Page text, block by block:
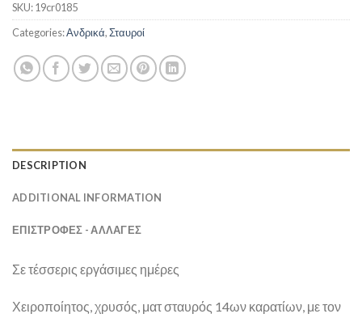
SKU:19cr0185
Categories:Ανδρικά,Σταυροί
DESCRIPTION
ADDITIONAL INFORMATION
ΕΠΙΣΤΡΟΦΕΣ - ΑΛΛΑΓΕΣ
Σε τέσσερις εργάσιμες ημέρες
Χειροποίητος, χρυσός, ματ σταυρός 14ων καρατίων, με τον